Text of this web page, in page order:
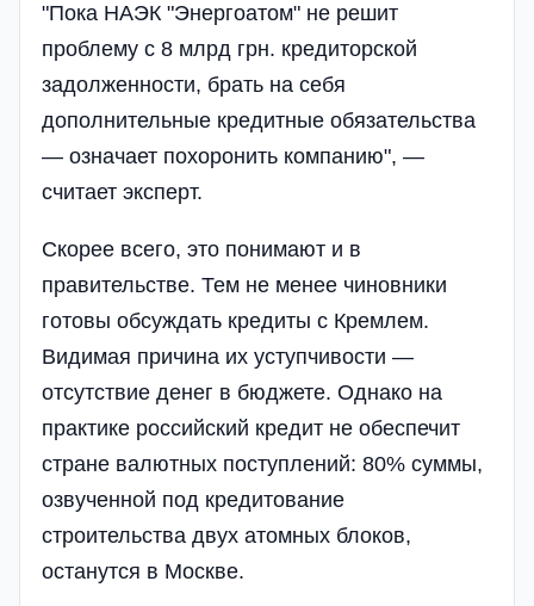
"Пока НАЭК "Энергоатом" не решит
проблему с 8 млрд грн. кредиторской
задолженности, брать на себя
дополнительные кредитные обязательства
— означает похоронить компанию", —
считает эксперт.
Скорее всего, это понимают и в
правительстве. Тем не менее чиновники
готовы обсуждать кредиты с Кремлем.
Видимая причина их уступчивости —
отсутствие денег в бюджете. Однако на
практике российский кредит не обеспечит
стране валютных поступлений: 80% суммы,
озвученной под кредитование
строительства двух атомных блоков,
останутся в Москве.